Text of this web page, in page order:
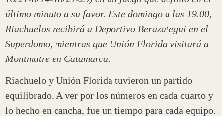
último minuto a su favor. Este domingo a las 19.00,
Riachuelos recibirá a Deportivo Berazategui en el
Superdomo, mientras que Unión Florida visitará a
Montmatre en Catamarca.
Riachuelo y Unión Florida tuvieron un partido
equilibrado. A ver por los números en cada cuarto y
lo hecho en cancha, fue un tiempo para cada equipo.